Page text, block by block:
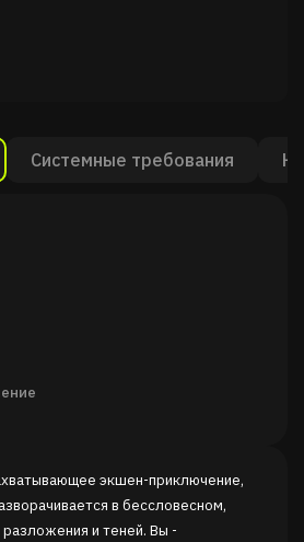
Системные требования
экшен-приключение,
в бессловесном,
и теней. Вы -